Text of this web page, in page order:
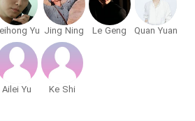
Quan Yuan
Le Geng
Jing Ning
Yu
Ke Shi
Ailei Yu